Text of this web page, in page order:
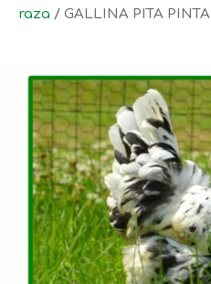
raza / GALLINA PITA PINTA